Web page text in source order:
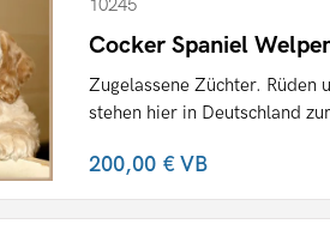
10245
Cocker Spaniel
Zugelassene Züchter. Rüden
stehen hier in Deutschland
200,00 €VB